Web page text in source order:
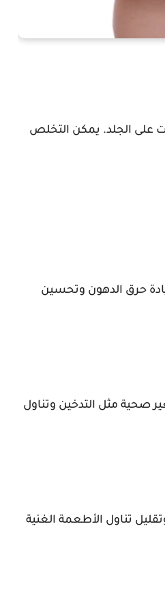
على الجلد. يمكن التخلص
حرق الدهون وتحسين
صحية مثل التدخين وتناول
تناول الأطعمة الغنية